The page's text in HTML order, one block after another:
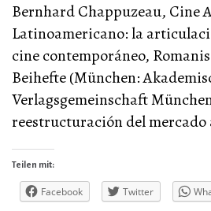
Bernhard Chappuzeau, Cine
Latinoamericano: la
cine contemporáneo,
Beihefte (München:
Verlagsgemeinschaft
reestructuración del
Teilen mit:
Facebook Twitter